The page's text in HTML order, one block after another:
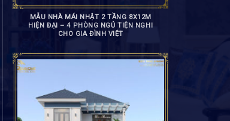
MẪU NHÀ MÁI NHẬT 2 TẦNG 8X12M
HIỆN ĐẠI – 4 PHÒNG NGỦ TIỆN NGHI
CHO GIA ĐÌNH VIỆT